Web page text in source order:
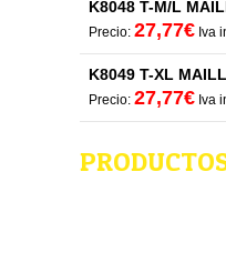
K8048 T-M/L
Precio: 27,77€ Iva
K8049 T-XL
Precio: 27,77€ Iva